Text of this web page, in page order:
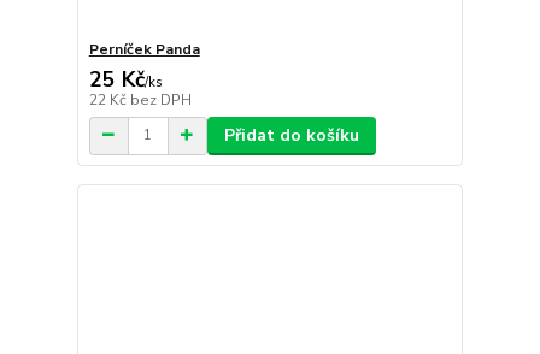
Perníček Panda
25 Kč/ks
22 Kč bez DPH
Přidat do košíku